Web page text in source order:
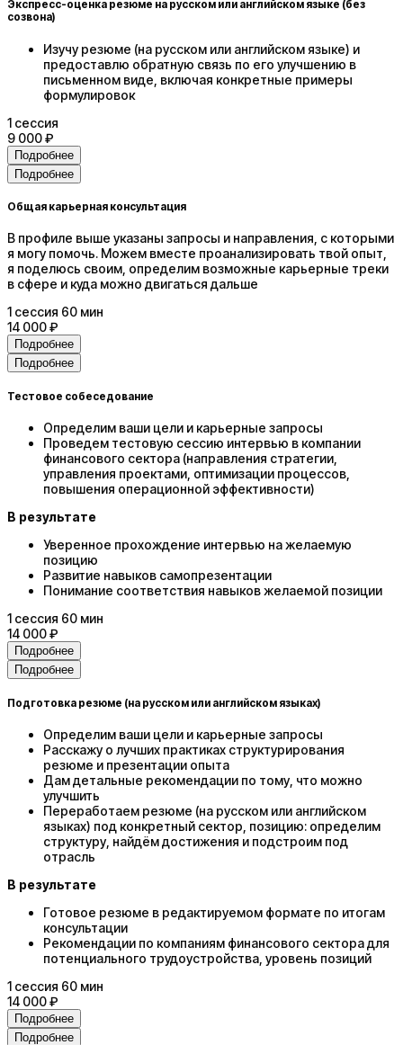
Экспресс-оценка резюме на русском или английском языке (без
созвона)
Изучу резюме (на русском или английском языке) и
предоставлю обратную связь по его улучшению в
письменном виде, включая конкретные примеры
формулировок
1 сессия
9 000 ₽
Подробнее
Подробнее
Общая карьерная консультация
В профиле выше указаны запросы и направления, с которыми
я могу помочь. Можем вместе проанализировать твой опыт,
я поделюсь своим, определим возможные карьерные треки
в сфере и куда можно двигаться дальше
1 сессия 60 мин
14 000 ₽
Подробнее
Подробнее
Тестовое собеседование
Определим ваши цели и карьерные запросы
Проведем тестовую сессию интервью в компании
финансового сектора (направления стратегии,
управления проектами, оптимизации процессов,
повышения операционной эффективности)
В результате
Уверенное прохождение интервью на желаемую
позицию
Развитие навыков самопрезентации
Понимание соответствия навыков желаемой позиции
1 сессия 60 мин
14 000 ₽
Подробнее
Подробнее
Подготовка резюме (на русском или английском языках)
Определим ваши цели и карьерные запросы
Расскажу о лучших практиках структурирования
резюме и презентации опыта
Дам детальные рекомендации по тому, что можно
улучшить
Переработаем резюме (на русском или английском
языках) под конкретный сектор, позицию: определим
структуру, найдём достижения и подстроим под
отрасль
В результате
Готовое резюме в редактируемом формате по итогам
консультации
Рекомендации по компаниям финансового сектора для
потенциального трудоустройства, уровень позиций
1 сессия 60 мин
14 000 ₽
Подробнее
Подробнее